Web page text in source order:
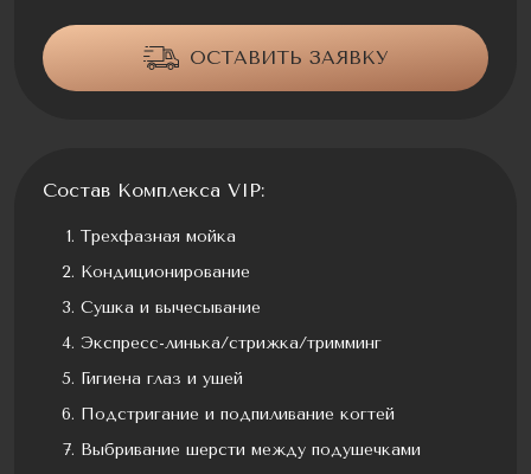
ОСТАВИТЬ ЗАЯВКУ
Состав Комплекса VIP:
Трехфазная мойка
Кондиционирование
Сушка и вычесывание
Экспресс-линька/стрижка/тримминг
Гигиена глаз и ушей
Подстригание и подпиливание когтей
Выбривание шерсти между подушечками